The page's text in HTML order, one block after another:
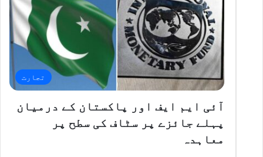
تجارت
آئی ایم ایف اور پاکستان کے درمیان
پہلے جائزے پر سٹاف کی سطح پر
معاہدہ